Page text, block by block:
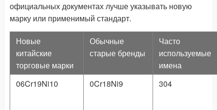
официальных документах лучше указывать новую
марку или применимый стандарт.
Новые
китайские
торговые марки
Обычные
старые бренды
Часто
используемые
имена
06Cr19Ni10
0Cr18Ni9 304